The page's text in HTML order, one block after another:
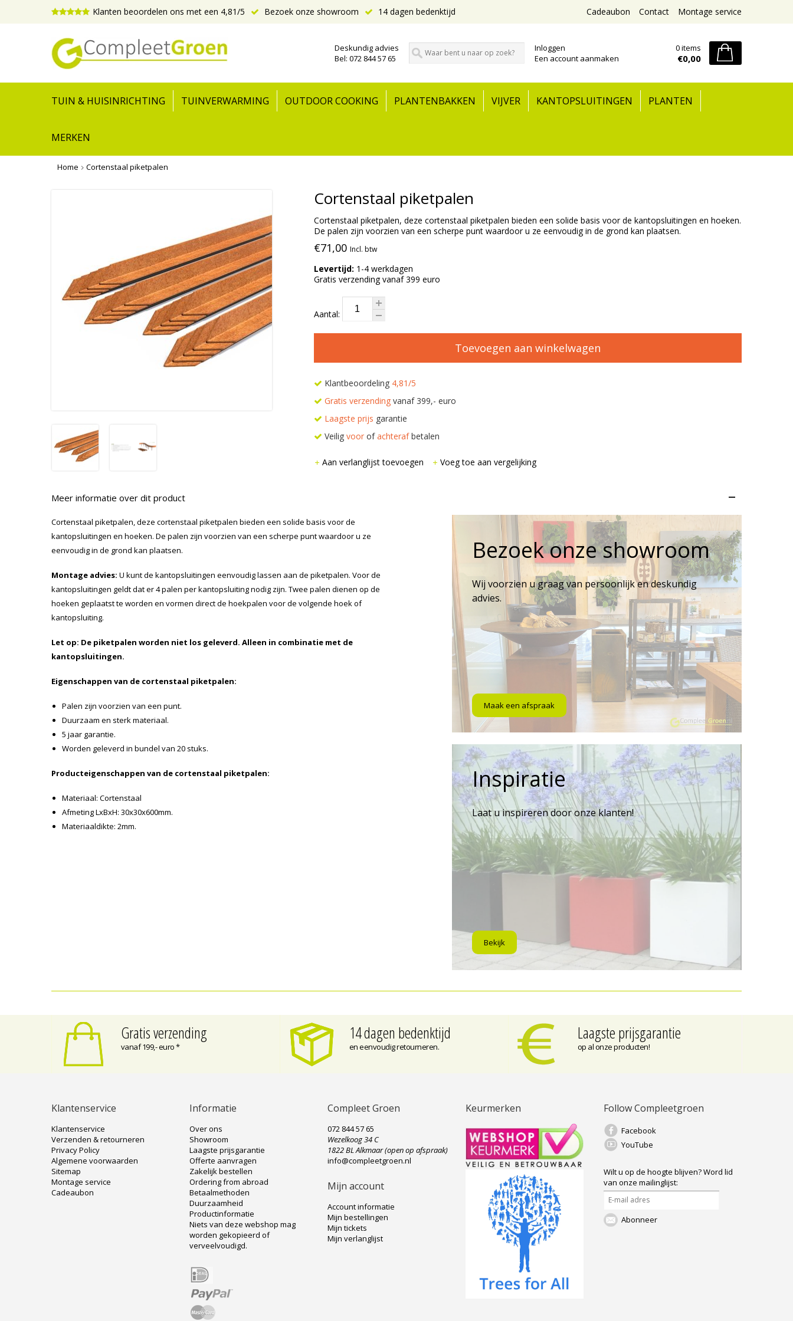
Klanten beoordelen ons met een 4,81/5 Bezoek onze showroom 14 dagen bedenktijd Montage service
Contact
Cadeaubon
Deskundig advies
Bel: 072 844 57 65
Inloggen
Een account aanmaken
0 items
€0,00
TUIN & HUISINRICHTING TUINVERWARMING OUTDOOR COOKING PLANTENBAKKEN VIJVER KANTOPSLUITINGEN PLANTEN
MERKEN
Home Cortenstaal piketpalen
Cortenstaal piketpalen
Cortenstaal piketpalen, deze cortenstaal piketpalen bieden een solide basis voor de kantopsluitingen en hoeken.
De palen zijn voorzien van een scherpe punt waardoor u ze eenvoudig in de grond kan plaatsen.
€71,00 Incl. btw
Levertijd: 1-4 werkdagen
Gratis verzending vanaf 399 euro
Aantal:
Toevoegen aan winkelwagen
Klantbeoordeling 4,81/5
Gratis verzendingvanaf 399,- euro
Laagste prijs garantie
Veilig voorofachterafbetalen
Aan verlanglijst toevoegen Voeg toe aan vergelijking
Meer informatie over dit product –
Cortenstaal piketpalen, deze cortenstaal piketpalen bieden een solide basis voor de
kantopsluitingen en hoeken. De palen zijn voorzien van een scherpe punt waardoor u ze
eenvoudig in de grond kan plaatsen.
Montage advies: U kunt de kantopsluitingen eenvoudig lassen aan de piketpalen. Voor de
kantopsluitingen geldt dat er 4 palen per kantopsluiting nodig zijn. Twee palen dienen op de
hoeken geplaatst te worden en vormen direct de hoekpalen voor de volgende hoek of
kantopsluiting.
Let op: De piketpalen worden niet los geleverd. Alleen in combinatie met de
kantopsluitingen.
Eigenschappen van de cortenstaal piketpalen:
Palen zijn voorzien van een punt.
Duurzaam en sterk materiaal.
5 jaar garantie.
Worden geleverd in bundel van 20 stuks.
Producteigenschappen van de cortenstaal piketpalen:
Materiaal: Cortenstaal
Afmeting LxBxH: 30x30x600mm.
Materiaaldikte: 2mm.
Bezoek onze showroom
Wij voorzien u graag van persoonlijk en deskundig
advies.
Maak een afspraak
Inspiratie
Laat u inspireren door onze klanten!
Bekijk
Gratis verzending
vanaf 199,- euro *
14 dagen bedenktijd
en eenvoudig retourneren.
Laagste prijsgarantie
op al onze producten!
Klantenservice
Klantenservice
Verzenden & retourneren
Privacy Policy
Algemene voorwaarden
Sitemap
Montage service
Cadeaubon
Informatie
Over ons
Showroom
Laagste prijsgarantie
Offerte aanvragen
Zakelijk bestellen
Ordering from abroad
Betaalmethoden
Duurzaamheid
Productinformatie
Niets van deze webshop mag
worden gekopieerd of
verveelvoudigd.
Compleet Groen
072 844 57 65
Wezelkoog 34 C
1822 BL Alkmaar (open op afspraak)
info@compleetgroen.nl
Mijn account
Account informatie
Mijn bestellingen
Mijn tickets
Mijn verlanglijst
Keurmerken Follow Compleetgroen
Facebook
YouTube
Wilt u op de hoogte blijven?Word lid
van onze mailinglijst:
Abonneer